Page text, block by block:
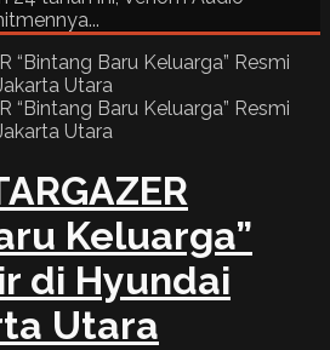
Keluarga”
di Hyundai
Utara